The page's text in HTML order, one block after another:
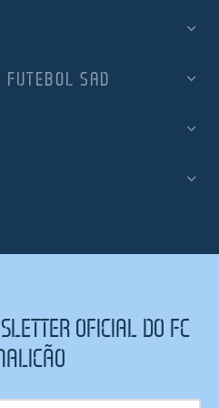
SAD
OFICIAL DO FC